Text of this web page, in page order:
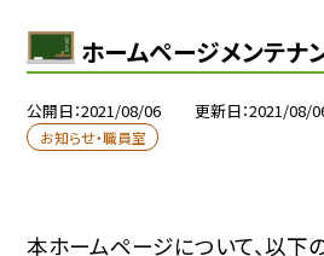
ホームページメンテナ
公開日 2021/08/06 更新日 2021/08/
お知らせ・職員室
本ホームページについて、以下